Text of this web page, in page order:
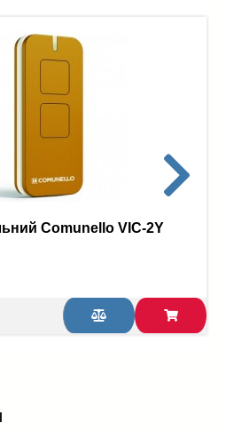
Comunello VIC-2Y